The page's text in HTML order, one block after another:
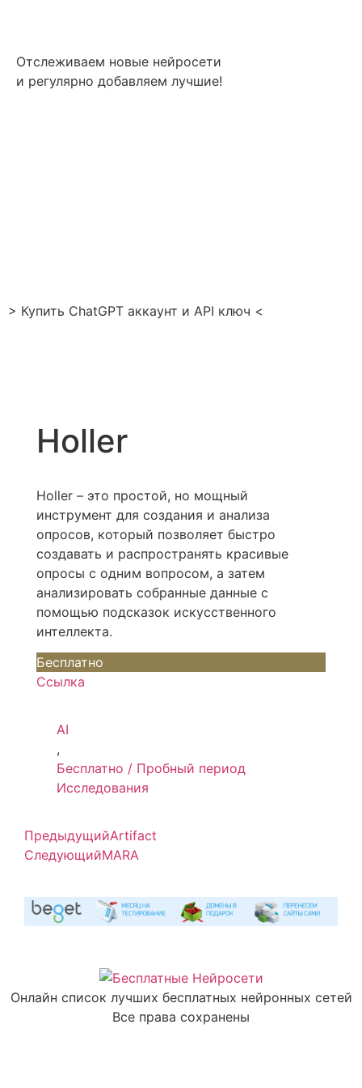
Отслеживаем новые нейросети
и регулярно добавляем лучшие!
> Купить ChatGPT аккаунт и API ключ <
Holler
Holler – это простой, но мощный
инструмент для создания и анализа
опросов, который позволяет быстро
создавать и распространять красивые
опросы с одним вопросом, а затем
анализировать собранные данные с
помощью подсказок искусственного
интеллекта.
Бесплатно
Ссылка
AI
,
Бесплатно / Пробный период
Исследования
ПредыдущийArtifact
СледующийMARA
Онлайн список лучших бесплатных нейронных сетей
Все права сохранены